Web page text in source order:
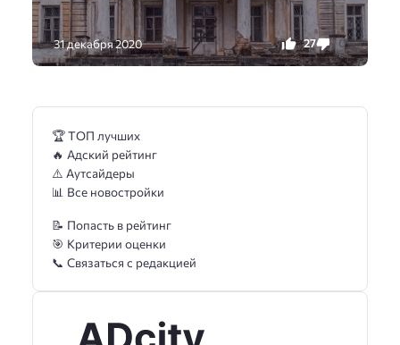
31 декабря 2020 27 0
🏆 ТОП лучших
🔥 Адский рейтинг
⚠️ Аутсайдеры
📊 Все новостройки
📝 Попасть в рейтинг
🎯 Критерии оценки
📞 Связаться с редакцией